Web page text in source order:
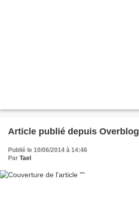
Article publié depuis Overblog
Publié le 10/06/2014 à 14:46
Par Tael